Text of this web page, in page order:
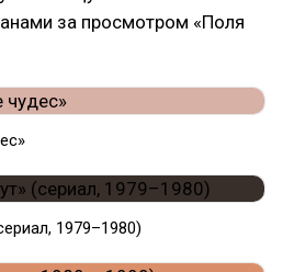
за просмотром «Поля
1979–1980)